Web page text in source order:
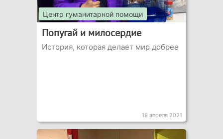
Центр гуманитарной помощи
Попугай и милосердие
История, которая делает мир добрее
19 апреля 2021